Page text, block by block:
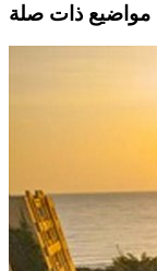
مواضيع ذات صلة